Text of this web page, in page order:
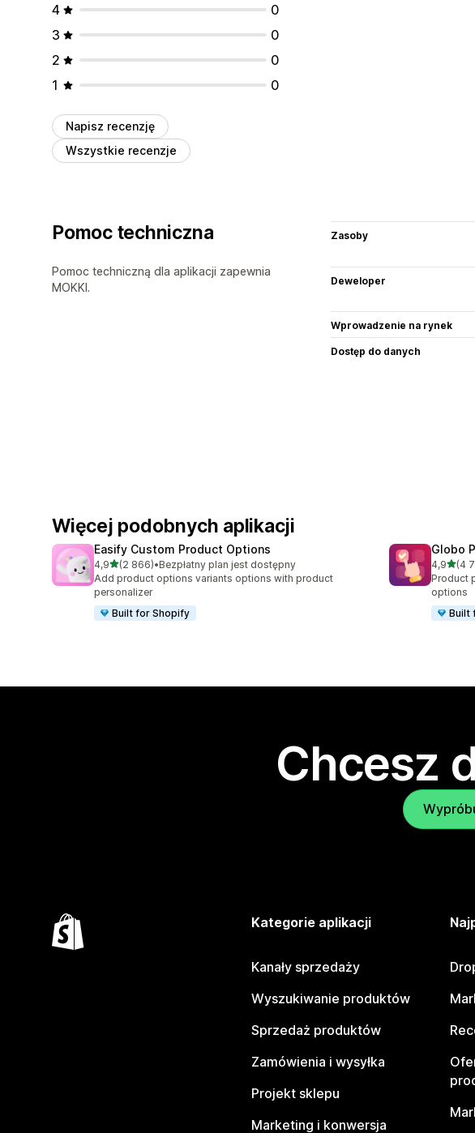
4
0
3
0
2
0
1
0
Napisz recenzję
Wszystkie recenzje
Pomoc techniczna
Pomoc techniczną dla aplikacji zapewnia
MOKKI.
Zasoby
Deweloper
Wprowadzenie na rynek
Dostęp do danych
Więcej podobnych aplikacji
Easify Custom Product Options
4,9na 5 gwiazdek
(2 866)
Łączna liczba recenzji: 2866
•Bezpłatny plan jest dostępny
Add product options variants options with product
personalizer
Built for Shopify
Globo
4,9na 5
(4
Łączna
Product
options
Built
Chcesz
Kategorie aplikacji
Kanały sprzedaży
Wyszukiwanie produktów
Sprzedaż produktów
Zamówienia i wysyłka
Projekt sklepu
Marketing i konwersja